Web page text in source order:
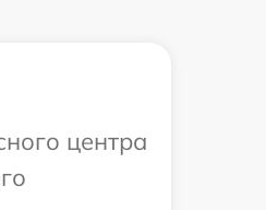
центра